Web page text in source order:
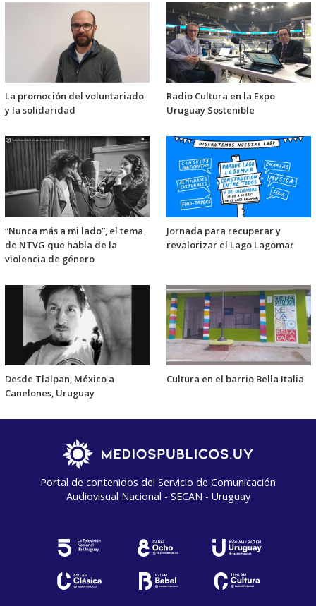
La promoción del voluntariado
y la solidaridad
Radio Cultura en la Expo
Uruguay Sostenible
“Nunca más a mi lado”, el tema
de NTVG que habla de la
violencia de género
Jornada para recuperar y
revalorizar el Lago Lagomar
Desde Tlalpan, México a
Canelones, Uruguay
Cultura en el barrio Bella Italia
Portal de contenidos del Servicio de Comunicación
Audiovisual Nacional - SECAN - Uruguay